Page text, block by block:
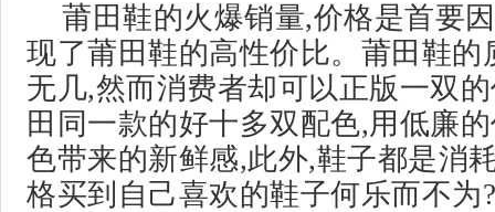
莆田鞋的火爆销量,价格是首要
现了莆田鞋的高性价比。莆田鞋的
无几,然而消费者却可以正版一双
田同一款的好十多双配色,用低廉
色带来的新鲜感,此外,鞋子都是消
格买到自己喜欢的鞋子何乐而不为